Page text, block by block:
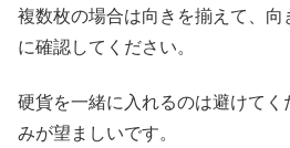
複数枚の場合は向きを揃えて、
に確認してください。
硬貨を一緒に入れるのは避けて
みが望ましいです。